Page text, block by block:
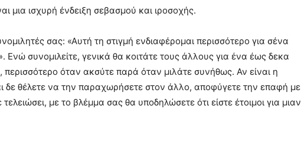
μια ισχυρή ένδειξη σεβασμού και ιροσοχής.
σας: «Αυτή τη στιγμή ενδιαφέρομαι περισσότερο για σένα
Ενώ συνομιλείτε, γενικά θα κοιτάτε τους άλλους για ένα έως δεκα
όταν ακσύτε παρά όταν μιλάτε συνήθως. Αν είναι η
δε θέλετε να την παραχωρήσετε στον άλλο, αποφύγετε την επαφή με
με το βλέμμα σας θα υποδηλώσετε ότι είστε έτοιμοι για μιαν